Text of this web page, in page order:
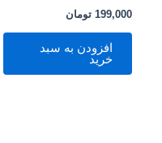
199,000 تومان
افزودن به سبد
خرید